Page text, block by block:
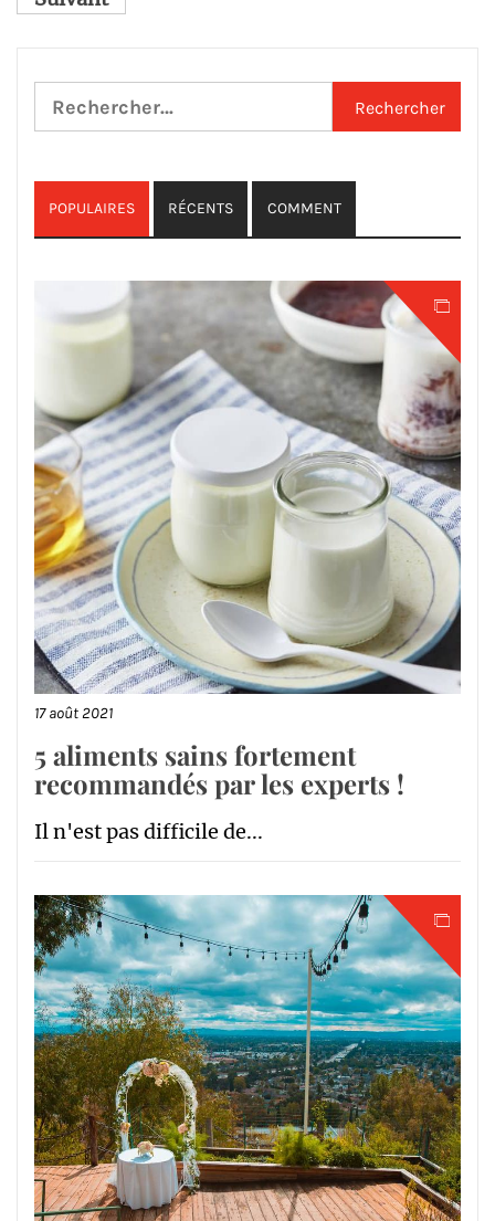
Rechercher :
POPULAIRES RÉCENTS COMMENT
17 août 2021
5 aliments sains fortement
recommandés par les experts !
Il n'est pas difficile de...